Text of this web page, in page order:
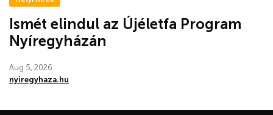
Ismét elindul az Újéletfa Program
Nyíregyházán
Aug 5, 2026
nyiregyhaza.hu